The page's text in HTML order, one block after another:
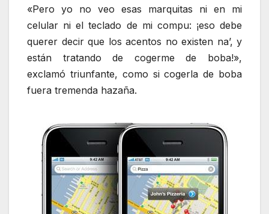
«Pero yo no veo esas marquitas ni en mi
celular ni el teclado de mi compu: ¡eso debe
querer decir que los acentos no existen na’, y
están tratando de cogerme de boba!»,
exclamó triunfante, como si cogerla de boba
fuera tremenda hazaña.